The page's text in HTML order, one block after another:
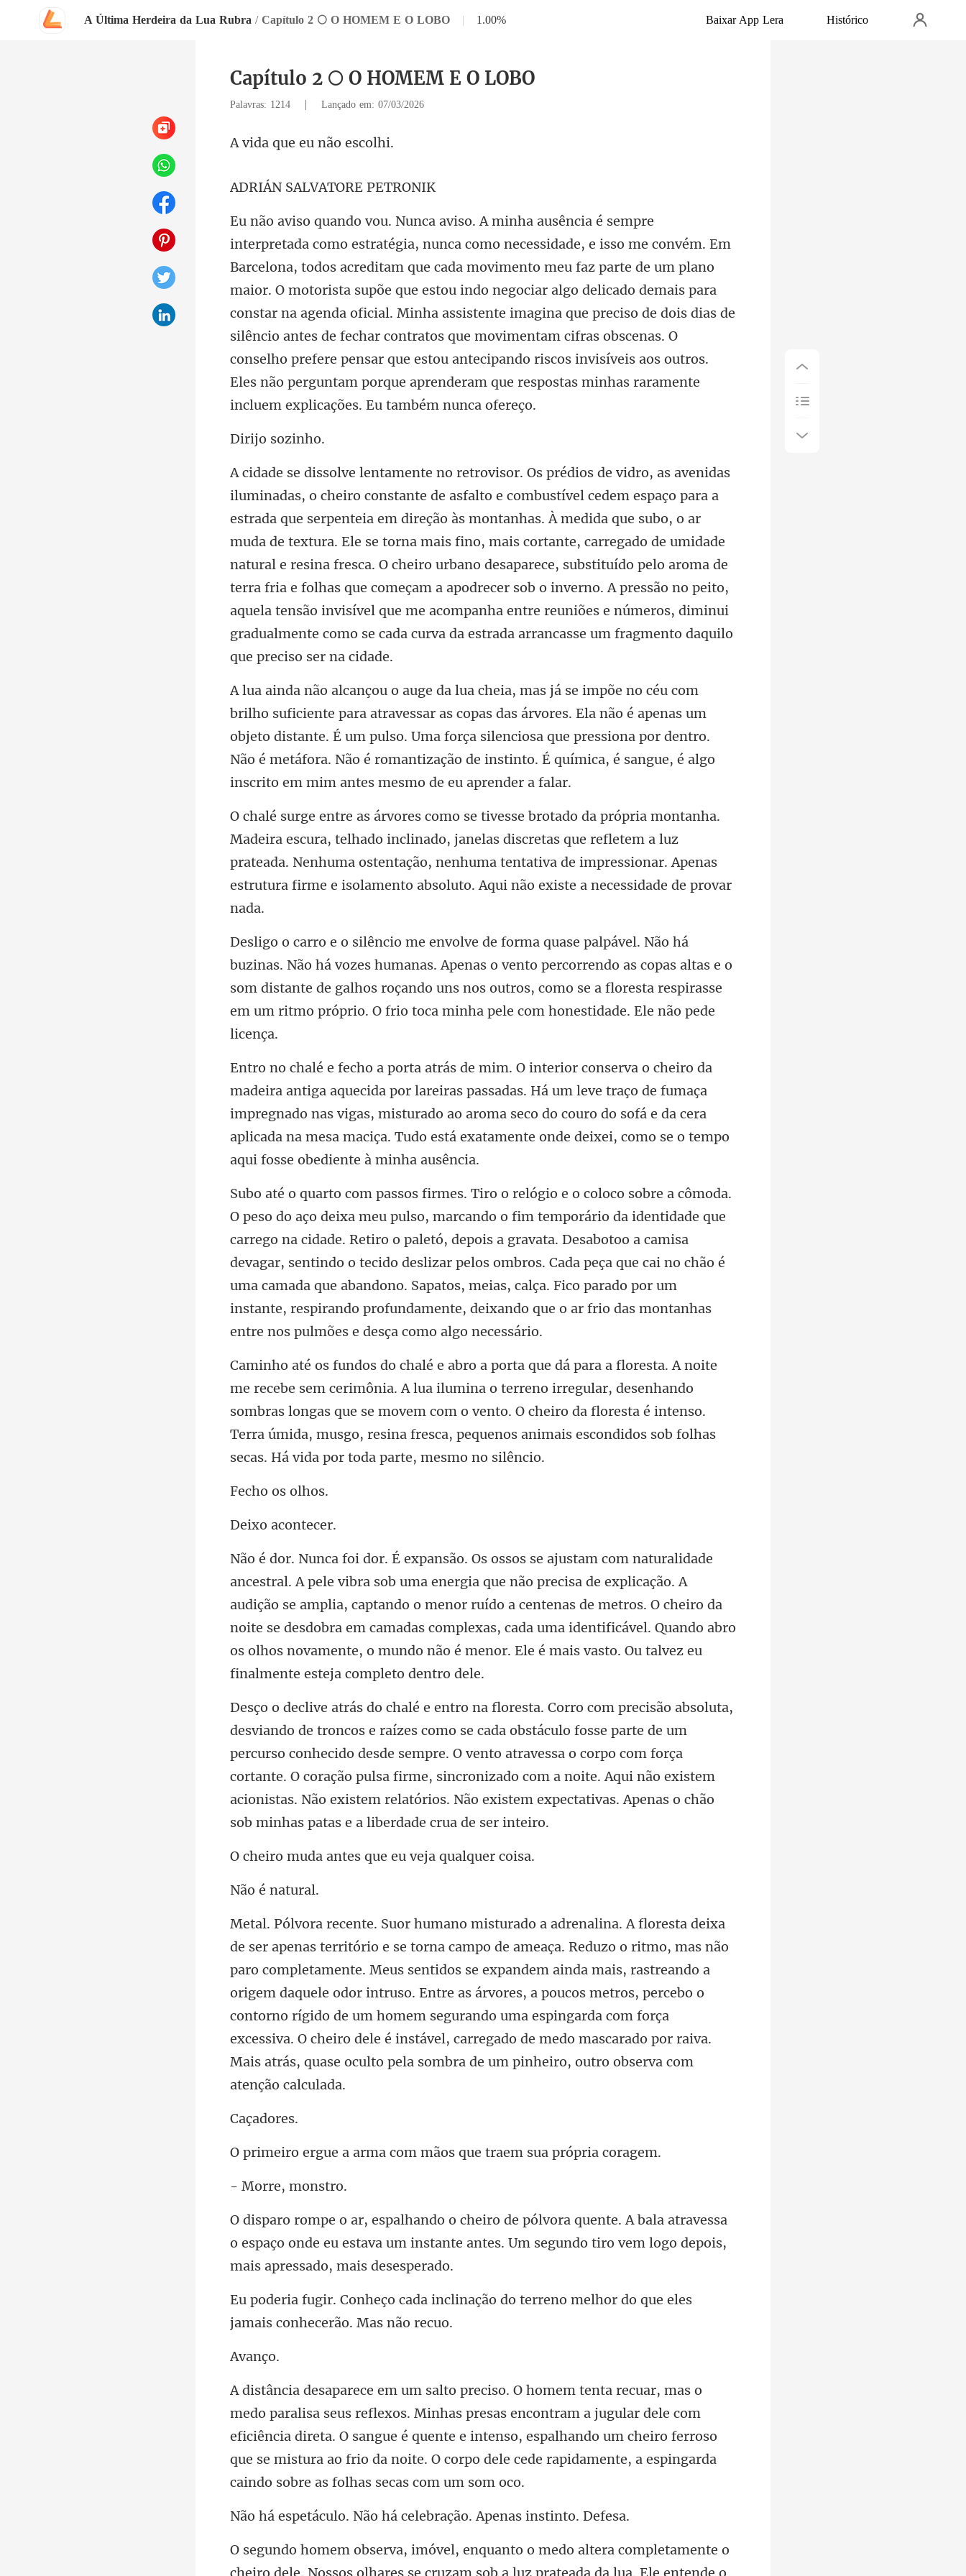
A Última Herdeira da Lua Rubra / Capítulo 2 🌕 O HOMEM E O LOBO | 1.00% Baixar App Lera Histórico
Capítulo 2 🌕 O HOMEM E O LOBO
Palavras: 1214 | Lançado em: 07/03/2026
ue eu nã
ALVATORE
no
maior. O motorista supõe que estou indo negociar algo delicado demais para
constar na agenda oficial. Minha assistente imagina que preciso de dois dias de
silêncio antes de fechar contratos que movimentam
o soz
que subo, o ar
muda de textura. Ele se torna mais fino, mais cortante, carregado de umidade
natural e resina fresca. O cheiro urbano desaparece, substituído pelo aroma de
terra fria e folhas que começam a apodrece
as árvores. Ela não é apenas um
objeto distante. É um pulso. Uma força silenciosa que pressiona por dentro.
Não é met
nclinado, janelas discretas que refletem a luz
prateada. Nenhuma ostentação, nenhuma tentativa de imp
Apenas o vento percorrendo as copas altas e o
som distante de galhos roçando uns nos outros, como se
s passadas. Há um leve traço de fumaça
impregnado nas vigas, misturado ao aroma seco do couro do sofá e da cera
cidade. Retiro o paletó, depois a gravata. Desabotoo a camisa
devagar, sentindo o tecido deslizar pelos ombros. Cada peça que cai no chão é
uma camada que abandono
a o terreno irregular, desenhando
sombras longas que se movem com o vento. O cheiro da floresta é intenso.
Terra úm
os o
acon
licação. A
audição se amplia, captando o menor ruído a centenas de metros. O cheiro da
noite se desdobra em camadas complexas, cada uma i
arte de um
percurso conhecido desde sempre. O vento atravessa o corpo com força
cortante. O coração pulsa firme, sincronizado com a noite. Aq
ntes que eu vej
é na
eus sentidos se expandem ainda mais, rastreando a
origem daquele odor intruso. Entre as árvores, a poucos metros, percebo o
contorno rígido de um homem segurando uma espingard
ado
ma com mãos que traem
re, m
bala atravessa
o espaço onde eu estava um instante antes. Um
inação do terreno melhor do que ele
an
encontram a jugular dele com
eficiência direta. O sangue é quente e intenso, espalhando um cheiro ferroso
que se
ão há celebração. Ap